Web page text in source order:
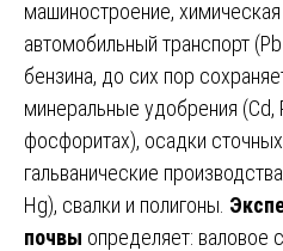
машиностроение,
автомобильный транспорт
бензина, до сих пор
минеральные удобрения (Cd,
фосфоритах), осадки
гальванические
Hg), свалки и полигоны.
почвы определяет: валовое